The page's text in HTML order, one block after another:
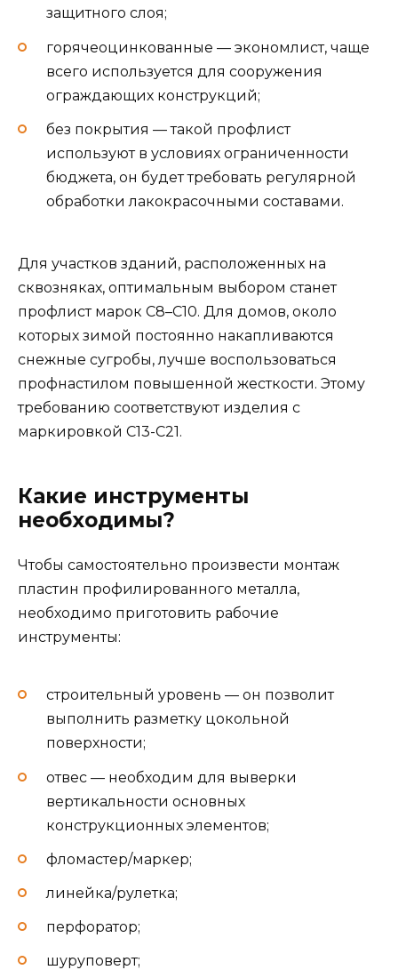
защитного слоя;
горячеоцинкованные — экономлист, чаще
всего используется для сооружения
ограждающих конструкций;
без покрытия — такой профлист
используют в условиях ограниченности
бюджета, он будет требовать регулярной
обработки лакокрасочными составами.
Для участков зданий, расположенных на
сквозняках, оптимальным выбором станет
профлист марок С8–С10. Для домов, около
которых зимой постоянно накапливаются
снежные сугробы, лучше воспользоваться
профнастилом повышенной жесткости. Этому
требованию соответствуют изделия с
маркировкой С13-С21.
Какие инструменты
необходимы?
Чтобы самостоятельно произвести монтаж
пластин профилированного металла,
необходимо приготовить рабочие
инструменты:
строительный уровень — он позволит
выполнить разметку цокольной
поверхности;
отвес — необходим для выверки
вертикальности основных
конструкционных элементов;
фломастер/маркер;
линейка/рулетка;
перфоратор;
шуруповерт;